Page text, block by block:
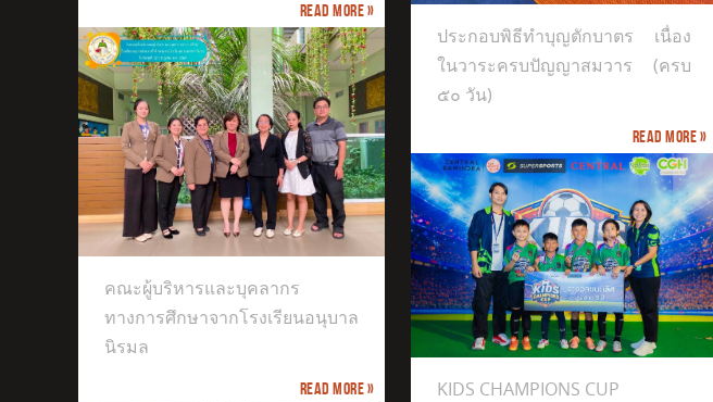
Read more »
คณะผู้บริหารและบุคลากร
ทางการศึกษาจากโรงเรียนอนุบาล
นิรมล
Read more »
ประกอบพิธีทำบุญตักบาตร เนื่อง
ในวาระครบปัญญาสมวาร (ครบ
๕๐ วัน)
Read more »
KIDS CHAMPIONS CUP
The 9th GYMNASTIKA BY PP CLUB